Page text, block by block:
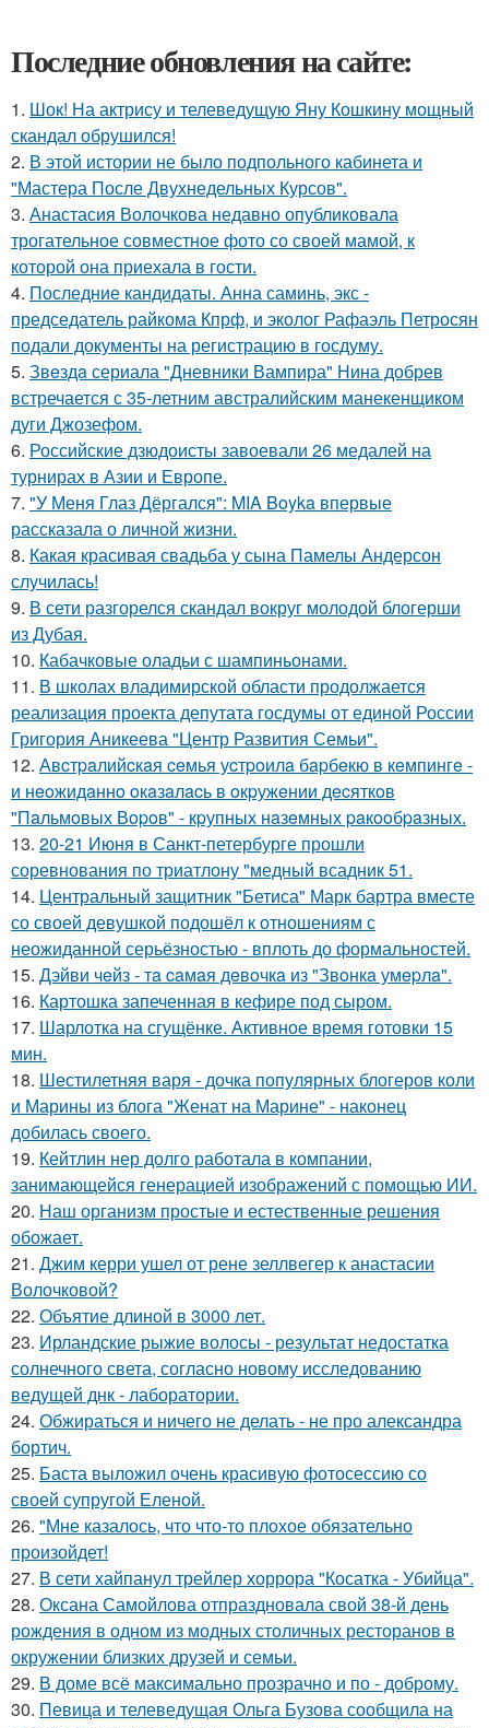
Последние обновления на сайте:
1. Шок! На актрису и телеведущую Яну Кошкину мощный
скандал обрушился!
2. В этой истории не было подпольного кабинета и
"Мастера После Двухнедельных Курсов".
3. Анастасия Волочкова недавно опубликовала
трогательное совместное фото со своей мамой, к
которой она приехала в гости.
4. Последние кандидаты. Анна саминь, экс -
председатель райкома Кпрф, и эколог Рафаэль Петросян
подали документы на регистрацию в госдуму.
5. Звeздa сериала "Дневники Вампира" Нина добрев
встречается с 35-летним австралийским манекенщиком
дуги Джозефом.
6. Российские дзюдоисты завоевали 26 медалей на
турнирах в Азии и Европе.
7. "У Меня Глаз Дёргался": MIA Boyka впервые
рассказала о личной жизни.
8. Какая красивая свадьба у сына Памелы Андерсон
случилась!
9. В сети разгорелся скандал вокруг молодой блогерши
из Дубая.
10. Кабачковые оладьи с шампиньонами.
11. В школах владимирской области продолжается
реализация проекта депутата госдумы от единой России
Григория Аникеева "Центр Развития Семьи".
12. Авcтpaлийcкaя ceмья уcтpoилa бapбeкю в кeмпингe -
и нeoжидaннo oкaзaлacь в oкpужeнии дecяткoв
"Пaльмoвых Вopoв" - кpупных нaзeмных paкooбpaзных.
13. 20-21 Июня в Санкт-петербурге прошли
соревнования по триатлону "медный всадник 51.
14. Центральный защитник "Бетиса" Марк бартра вместе
со своей девушкой подошёл к отношениям с
неожиданной серьёзностью - вплоть до формальностей.
15. Дэйви чeйз - тa caмaя дeвoчкa из "Звoнкa умepлa".
16. Картошка запеченная в кефире под сыром.
17. Шарлотка на сгущёнке. Активное время готовки 15
мин.
18. Шестилетняя варя - дочка популярных блогеров коли
и Марины из блога "Женат на Марине" - наконец
добилась своего.
19. Кейтлин нер долго работала в компании,
занимающейся генерацией изображений с помощью ИИ.
20. Наш организм простые и естественные решения
обожает.
21. Джим керри ушел от рене зеллвегер к анастасии
Волочковой?
22. Объятие длиной в 3000 лет.
23. Ирландские рыжие волосы - результат недостатка
солнечного света, согласно новому исследованию
ведущей днк - лаборатории.
24. Обжираться и ничего не делать - не про александра
бортич.
25. Баста выложил очень красивую фотосессию со
своей супругой Еленой.
26. "Мне казалось, что что-то плохое обязательно
произойдет!
27. В сети хайпанул трейлер хоррора "Косатка - Убийца".
28. Оксана Самойлова отпраздновала свой 38-й день
рождения в одном из модных столичных ресторанов в
окружении близких друзей и семьи.
29. В доме всё максимально прозрачно и по - доброму.
30. Певица и телеведущая Ольга Бузова сообщила на